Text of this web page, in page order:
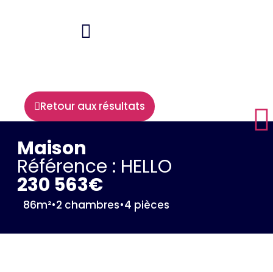
Retour aux résultats
Maison
Référence : HELLO
230 563€
86m²•2 chambres•4 pièces